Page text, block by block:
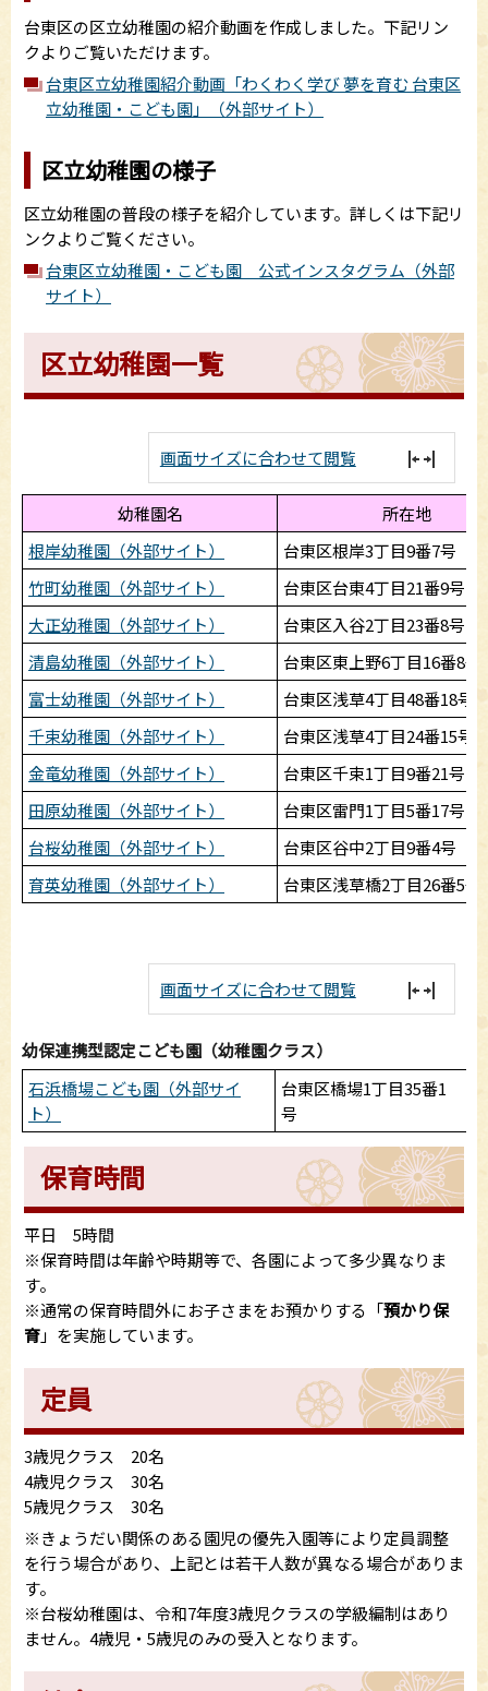
台東区の区立幼稚園の紹介動画を作成しました。下記リン
クよりご覧いただけます。
台東区立幼稚園紹介動画「わくわく学び 夢を育む 台東区
立幼稚園・こども園」（外部サイト）
区立幼稚園の様子
区立幼稚園の普段の様子を紹介しています。詳しくは下記リ
ンクよりご覧ください。
台東区立幼稚園・こども園 公式インスタグラム（外部
サイト）
区立幼稚園一覧
画面サイズに合わせて閲覧
幼稚園名
所在地
根岸幼稚園（外部サイト）
台東区根岸3丁目9番7号
竹町幼稚園（外部サイト）
台東区台東4丁目21番9号
大正幼稚園（外部サイト）
台東区入谷2丁目23番8号
清島幼稚園（外部サイト）
台東区東上野6丁目16番8号
富士幼稚園（外部サイト）
台東区浅草4丁目48番18号
千束幼稚園（外部サイト）
台東区浅草4丁目24番15号
金竜幼稚園（外部サイト）
台東区千束1丁目9番21号
田原幼稚園（外部サイト）
台東区雷門1丁目5番17号
台桜幼稚園（外部サイト）
台東区谷中2丁目9番4号
育英幼稚園（外部サイト）
台東区浅草橋2丁目26番5号
画面サイズに合わせて閲覧
幼保連携型認定こども園（幼稚園クラス）
石浜橋場こども園（外部サイ
ト）
台東区橋場1丁目35番1
号
保育時間
平日 5時間
※保育時間は年齢や時期等で、各園によって多少異なりま
す。
※通常の保育時間外にお子さまをお預かりする「預かり保
育」を実施しています。
定員
3歳児クラス 20名
4歳児クラス 30名
5歳児クラス 30名
※きょうだい関係のある園児の優先入園等により定員調整
を行う場合があり、上記とは若干人数が異なる場合がありま
す。
※台桜幼稚園は、令和7年度3歳児クラスの学級編制はあり
ません。4歳児・5歳児のみの受入となります。